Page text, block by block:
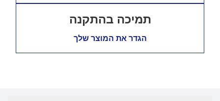
תמיכה בהתקנה
הגדר את המוצר שלך